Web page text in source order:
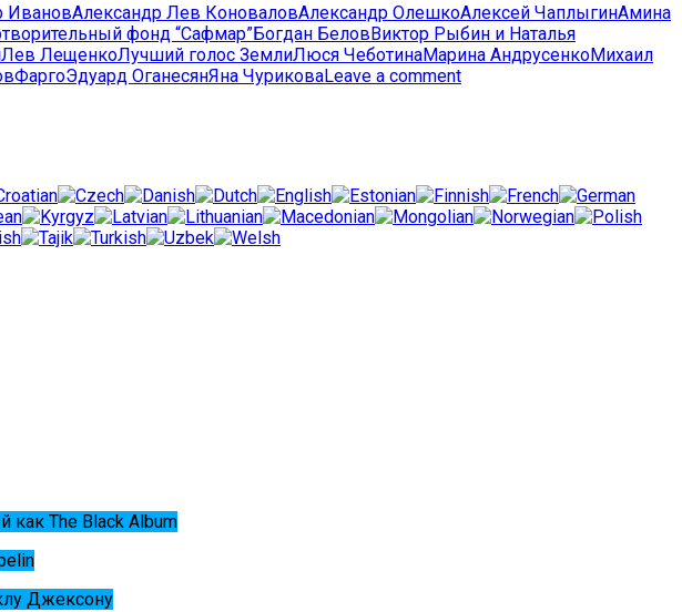
ИвановАлександр Лев КоноваловАлександр ОлешкоАлексей ЧаплыгинАмина
фонд “Сафмар”Богдан БеловВиктор Рыбин и Наталья
Лев ЛещенкоЛучший голос ЗемлиЛюся ЧеботинаМарина АндрусенкоМихаил
ФаргоЭдуард ОганесянЯна ЧуриковаLeave a comment
The Black Album
Джексону